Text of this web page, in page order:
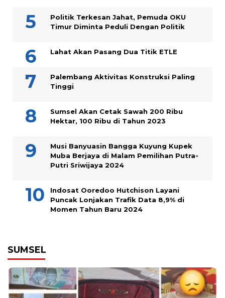
Politik Terkesan Jahat, Pemuda OKU
Timur Diminta Peduli Dengan Politik
Lahat Akan Pasang Dua Titik ETLE
Palembang Aktivitas Konstruksi Paling
Tinggi
Sumsel Akan Cetak Sawah 200 Ribu
Hektar, 100 Ribu di Tahun 2023
Musi Banyuasin Bangga Kuyung Kupek
Muba Berjaya di Malam Pemilihan Putra-
Putri Sriwijaya 2024
Indosat Ooredoo Hutchison Layani
Puncak Lonjakan Trafik Data 8,9% di
Momen Tahun Baru 2024
SUMSEL